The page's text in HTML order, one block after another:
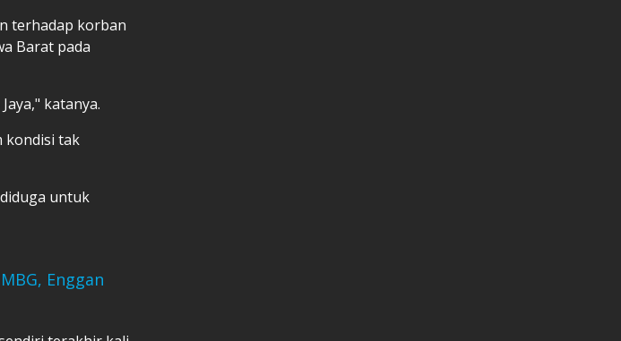
terhadap korban
Barat pada
katanya.
kondisi tak
untuk
Enggan